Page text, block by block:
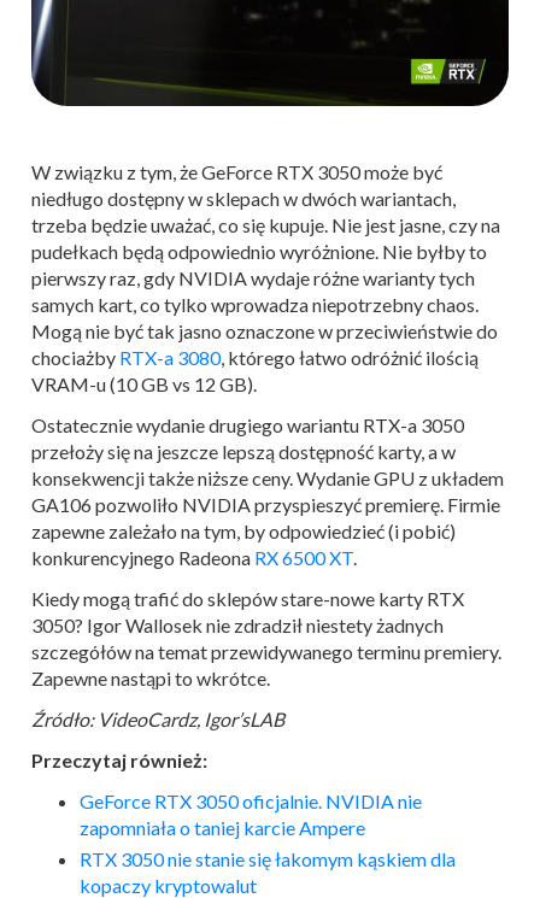
W związku z tym, że GeForce RTX 3050 może być
niedługo dostępny w sklepach w dwóch wariantach,
trzeba będzie uważać, co się kupuje. Nie jest jasne, czy na
pudełkach będą odpowiednio wyróżnione. Nie byłby to
pierwszy raz, gdy NVIDIA wydaje różne warianty tych
samych kart, co tylko wprowadza niepotrzebny chaos.
Mogą nie być tak jasno oznaczone w przeciwieństwie do
chociażby RTX-a 3080, którego łatwo odróżnić ilością
VRAM-u (10 GB vs 12 GB).
Ostatecznie wydanie drugiego wariantu RTX-a 3050
przełoży się na jeszcze lepszą dostępność karty, a w
konsekwencji także niższe ceny. Wydanie GPU z układem
GA106 pozwoliło NVIDIA przyspieszyć premierę. Firmie
zapewne zależało na tym, by odpowiedzieć (i pobić)
konkurencyjnego Radeona RX 6500 XT.
Kiedy mogą trafić do sklepów stare-nowe karty RTX
3050? Igor Wallosek nie zdradził niestety żadnych
szczegółów na temat przewidywanego terminu premiery.
Zapewne nastąpi to wkrótce.
Źródło: VideoCardz, Igor’sLAB
Przeczytaj również:
GeForce RTX 3050 oficjalnie. NVIDIA nie
zapomniała o taniej karcie Ampere
RTX 3050 nie stanie się łakomym kąskiem dla
kopaczy kryptowalut